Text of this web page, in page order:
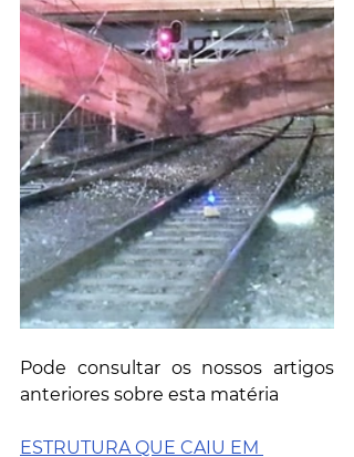
Pode consultar os nossos artigos
anteriores sobre esta matéria
ESTRUTURA QUE CAIU EM